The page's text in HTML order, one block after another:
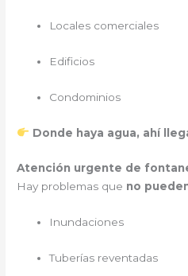
Locales comerciales
Edificios
Condominios
Donde haya agua, ahí
Atención urgente de
Hay problemas que no
Inundaciones
Tuberías reventadas